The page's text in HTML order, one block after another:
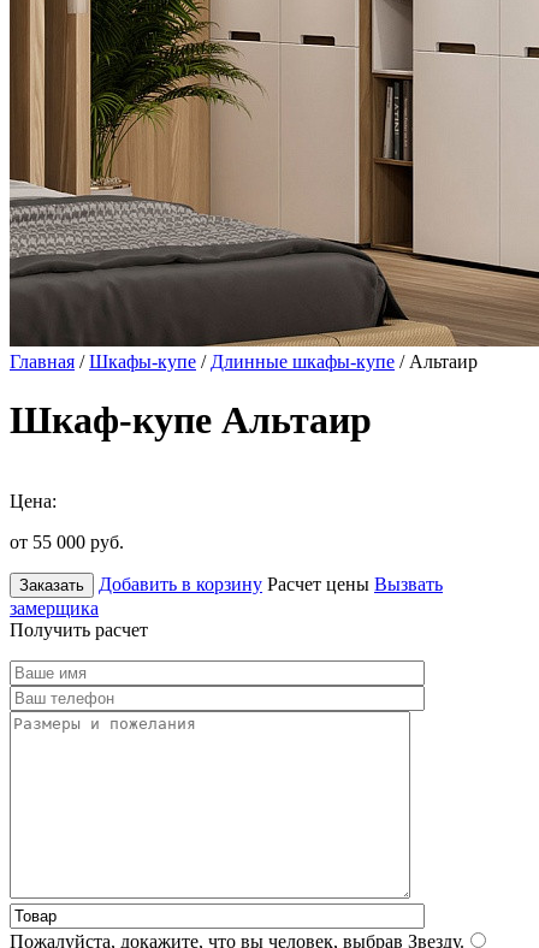
Главная /Шкафы-купе / Длинные шкафы-купе / Альтаир
Шкаф-купе Альтаир
Цена:
от 55 000 руб.
Заказать Добавить в корзину Расчет цены Вызвать
замерщика
Получить расчет
Пожалуйста, докажите, что вы человек, выбрав Звезду.